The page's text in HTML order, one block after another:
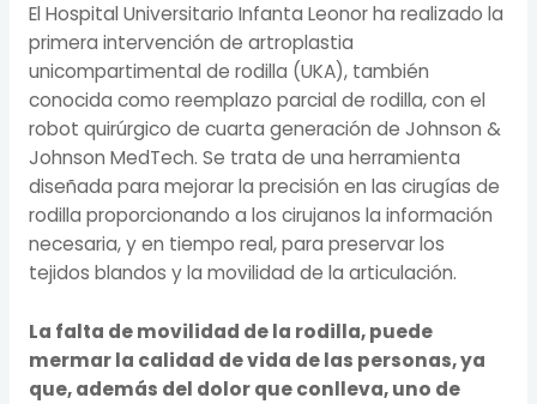
El Hospital Universitario Infanta Leonor ha realizado la
primera intervención de artroplastia
unicompartimental de rodilla (UKA), también
conocida como reemplazo parcial de rodilla, con el
robot quirúrgico de cuarta generación de Johnson &
Johnson MedTech. Se trata de una herramienta
diseñada para mejorar la precisión en las cirugías de
rodilla proporcionando a los cirujanos la información
necesaria, y en tiempo real, para preservar los
tejidos blandos y la movilidad de la articulación.
La falta de movilidad de la rodilla, puede
mermar la calidad de vida de las personas, ya
que, además del dolor que conlleva, uno de